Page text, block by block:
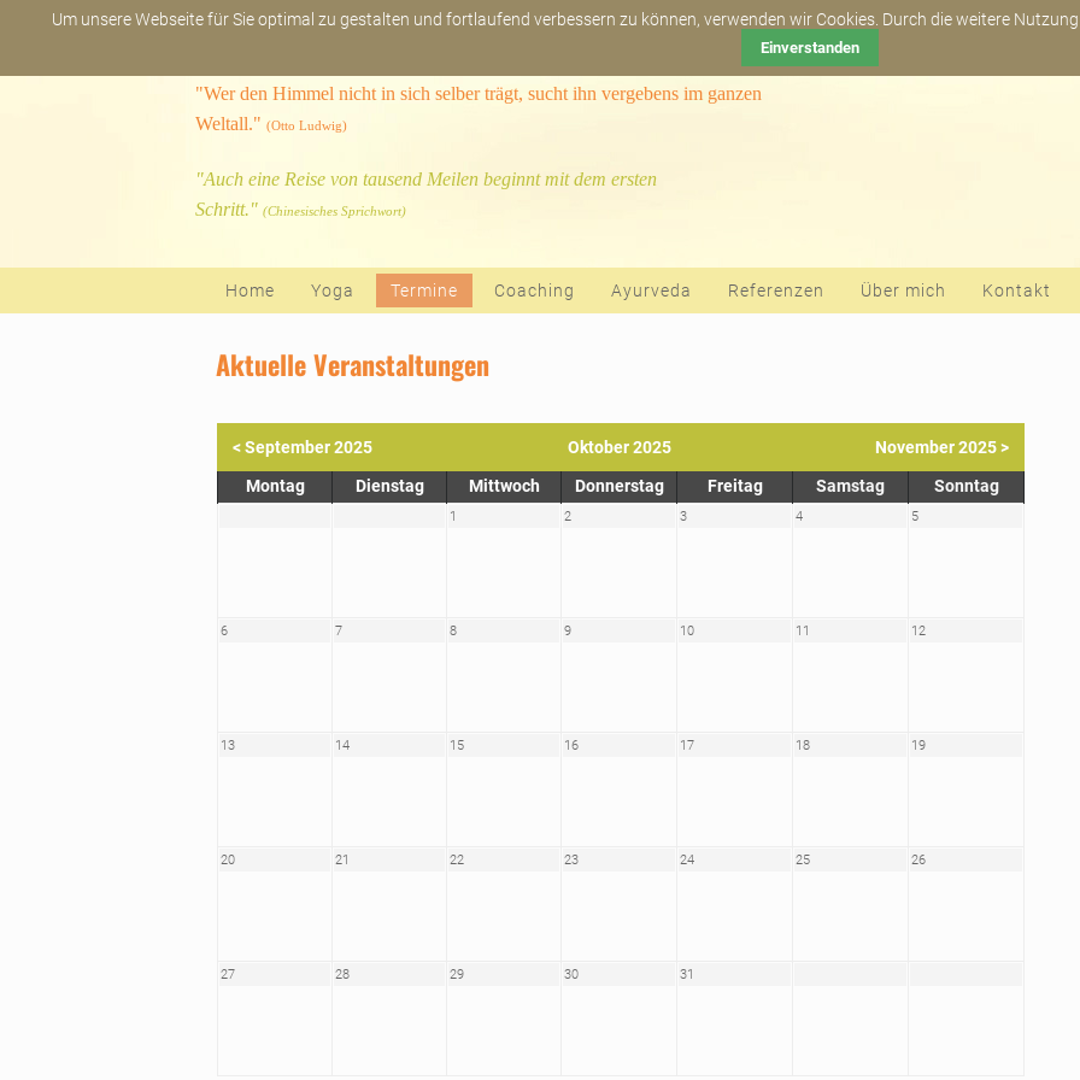
Newsletter
"Wer den Himmel nicht in sich selber trägt, sucht ihn vergebens im ganzen
Weltall."(Otto Ludwig)
"Auch eine Reise von tausend Meilen beginnt mit dem ersten
Schritt."(Chinesisches Sprichwort)
Navigation überspringen
Home
Yoga Termine Coaching Ayurveda Referenzen Über mich Kontakt
Aktuelle Veranstaltungen
< September 2025 Oktober 2025
November 2025 >
Montag
Dienstag Mittwoch Donnerstag Freitag Samstag Sonntag
1 2 3 4 5
6 7 8 9 10 11 12
13 14 15 16 17 18 19
20 21 22 23 24 25 26
27 28 29 30 31
Um unsere Webseite für Sie optimal zu gestalten und fortlaufend verbessern zu können, verwenden wir Cookies. Durch die weitere
Einverstanden